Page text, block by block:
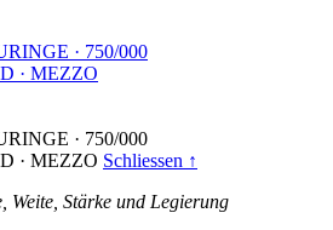
· 750/000
· MEZZO
· 750/000
· MEZZO Schliessen ↑
Weite, Stärke und Legierung